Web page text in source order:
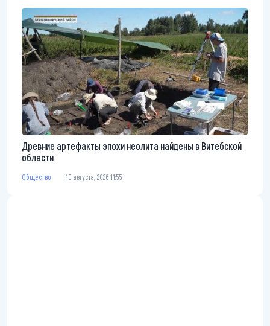
Древние артефакты эпохи неолита найдены в Витебской
области
Общество 10 августа, 2026 11:55